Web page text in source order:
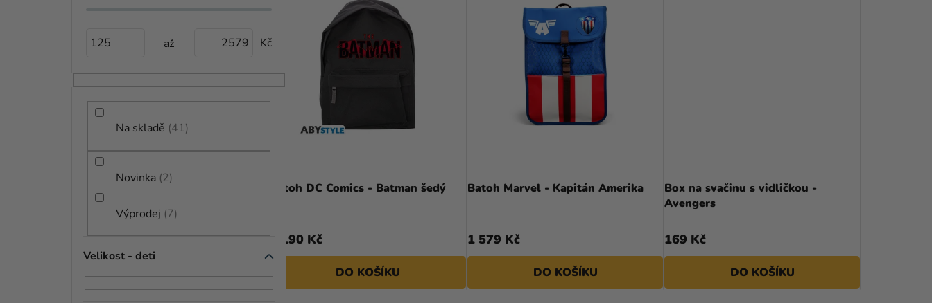
N
L
125 2579
Na skladě 41
Novinka 2
Výprodej 7
Velikost - deti
U
K
T
Ů
I
S
T
Ů
Baseballová pálka - Harley Quinn
2 579 Kč
DO KOŠÍKU
Batoh DC Comics - Batman šedý
1 190 Kč
DO KOŠÍKU
Batoh Marvel - Kapitán Amerika
1 579 Kč
DO KOŠÍKU
Box na svačinu s vidličkou -
Avengers
169 Kč
DO KOŠÍKU